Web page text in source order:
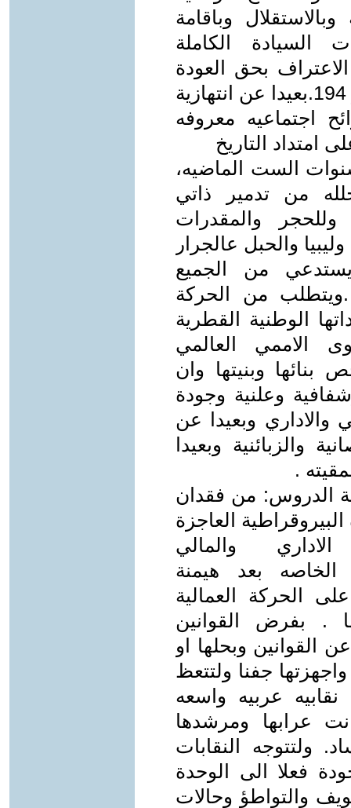
وباقامة
السيادة الكاملة
بحق العودة
للاجئين وفق الشرعية الدولية والقرار 194.بعيدا عن انتهازية
اجتماعيه معروفه
امتداد التاريخ
الست الماضيه،
من تدمير ذاتي
والمقدرات
والحبل عالجرار
من الجميع
من الحركة
الوطنية القطرية
الاممي العالمي
بنائها وبنيتها وان
وعلنية وجودة
والاداري وبعيدا عن
والزبائنية وبعيدا
.
الدروس: من فقدان
البيروقراطية العاجزة
والمالي
الخاصه بعد هيمنة
الحركة العمالية
. بفرض القوانين
القوانين وبحلها او
جفنا ولتتعظ
عربيه واسعه
عرابها ومرشدها
ولتتوجه النقابات
فعلا الى الوحدة
والتواطؤ وحالات